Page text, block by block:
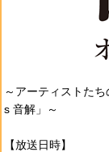
～アーティストた
s 音解」～
【放送日時】